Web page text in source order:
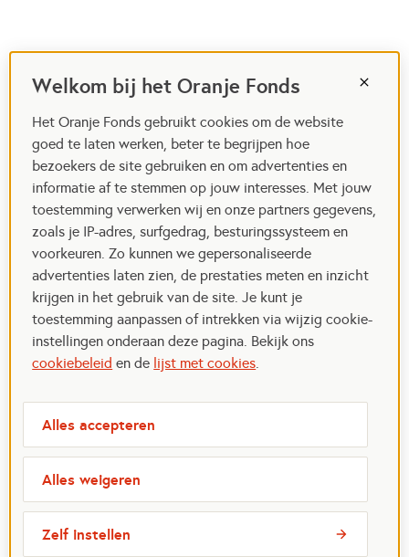
Welkom bij het Oranje Fonds
Het Oranje Fonds gebruikt cookies om de website
goed te laten werken, beter te begrijpen hoe
bezoekers de site gebruiken en om advertenties en
informatie af te stemmen op jouw interesses. Met jouw
toestemming verwerken wij en onze partners gegevens,
zoals je IP-adres, surfgedrag, besturingssysteem en
voorkeuren. Zo kunnen we gepersonaliseerde
advertenties laten zien, de prestaties meten en inzicht
krijgen in het gebruik van de site. Je kunt je
toestemming aanpassen of intrekken via wijzig cookie-
instellingen onderaan deze pagina. Bekijk ons
cookiebeleid en de lijst met cookies.
Alles accepteren
Alles weigeren
Zelf instellen